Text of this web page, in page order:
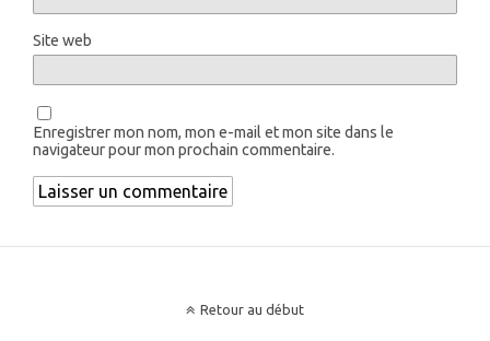
Site web
Enregistrer mon nom, mon e-mail et mon site dans le
navigateur pour mon prochain commentaire.
Retour au début